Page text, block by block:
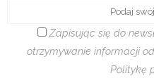
Zapisując się do
otrzymywanie informacji
Politykę